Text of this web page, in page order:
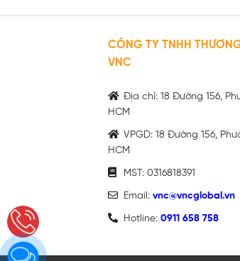
CÔNG TY TNHH
VNC
Địa chỉ: 18 Đường 156,
HCM
VPGD: 18 Đường 156,
HCM
MST: 0316818391
Email: vnc@vncglobal.vn
Hotline: 0911 658 758